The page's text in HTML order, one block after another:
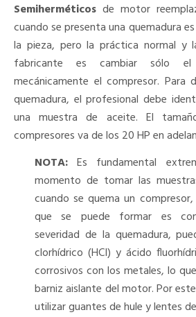
Semiherméticos de motor
cuando se presenta una quemadura
la pieza, pero la práctica normal y
fabricante es cambiar sólo
mecánicamente el compresor.
quemadura, el profesional debe
una muestra de aceite. El
compresores va de los 20 HP en
NOTA: Es fundamental
momento de tomar las
cuando se quema un
que se puede formar es
severidad de la quemadura,
clorhídrico (HCI) y ácido
corrosivos con los metales, lo
barniz aislante del motor. Por
utilizar guantes de hule y lentes